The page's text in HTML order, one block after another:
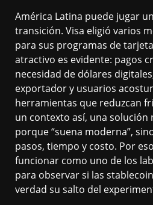
América Latina puede jugar
transición. Visa eligió varios
para sus programas de
atractivo es evidente: pagos
necesidad de dólares
exportador y usuarios
herramientas que reduzcan
un contexto así, una solución
porque “suena moderna”,
pasos, tiempo y costo. Por
funcionar como uno de los
para observar si las
verdad su salto del